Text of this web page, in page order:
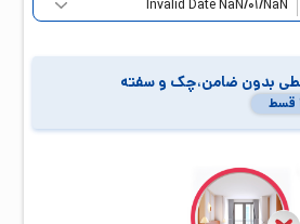
بدون ضامن،چک و سفته